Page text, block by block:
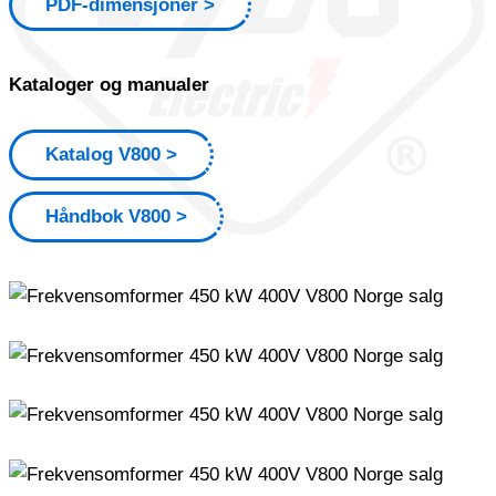
PDF-dimensjoner
Kataloger og manualer
Katalog V800
Håndbok V800